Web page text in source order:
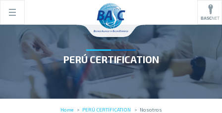
PERÚ CERTIFICATION
Home PERÚ CERTIFICATION Nosotros